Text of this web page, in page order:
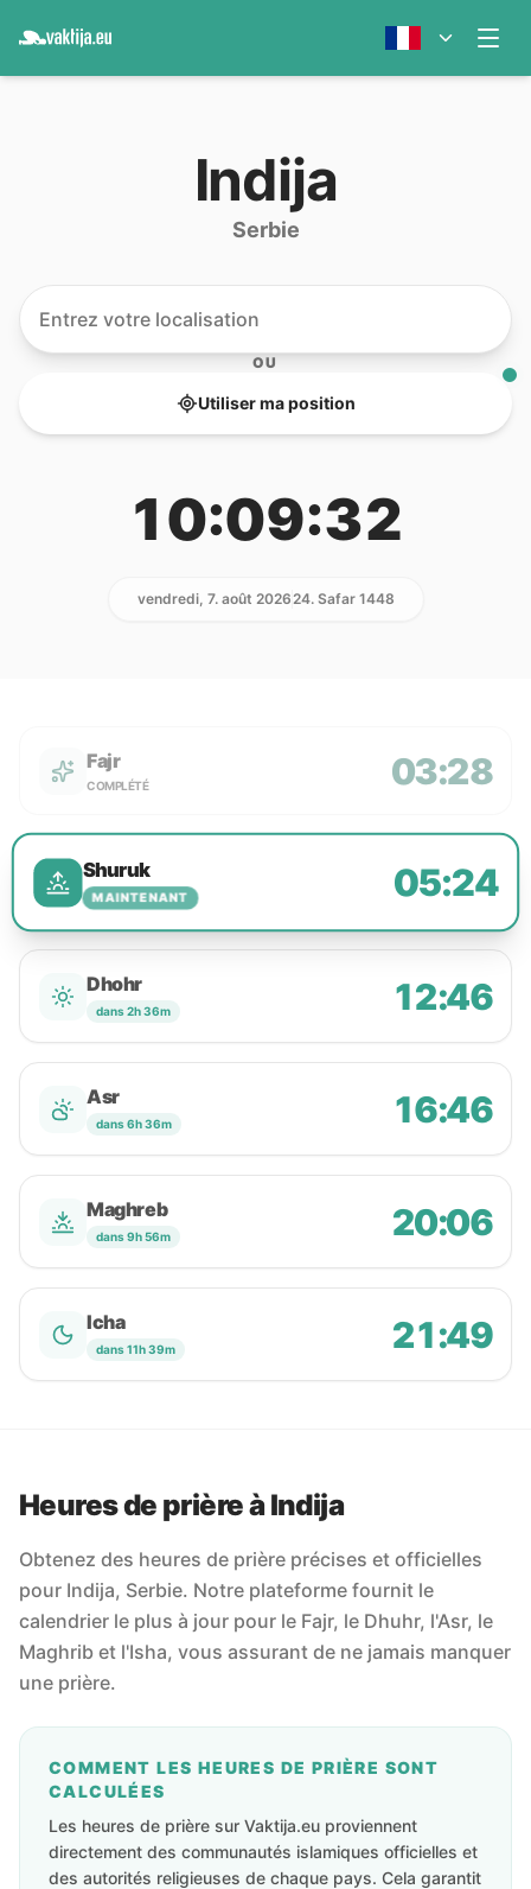
Indija
Serbie
OU
Utiliser ma position
10:09:32
vendredi, 7. août 202624. Safar 1448
Fajr
COMPLÉTÉ 03:28
Shuruk
MAINTENANT 05:24
Dhohr
dans 2h 36m 12:46
Asr
dans 6h 36m 16:46
Maghreb
dans 9h 56m 20:06
Icha
dans 11h 39m 21:49
Heures de prière à Indija
Obtenez des heures de prière précises et officielles
pour Indija, Serbie. Notre plateforme fournit le
calendrier le plus à jour pour le Fajr, le Dhuhr, l'Asr, le
Maghrib et l'Isha, vous assurant de ne jamais manquer
une prière.
COMMENT LES HEURES DE PRIÈRE SONT
CALCULÉES
Les heures de prière sur Vaktija.eu proviennent
directement des communautés islamiques officielles et
des autorités religieuses de chaque pays. Cela garantit